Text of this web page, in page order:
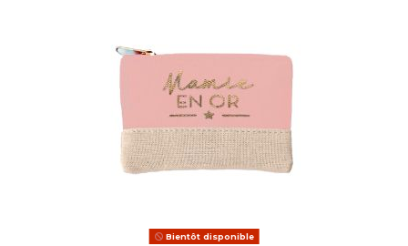
Bientôt disponible